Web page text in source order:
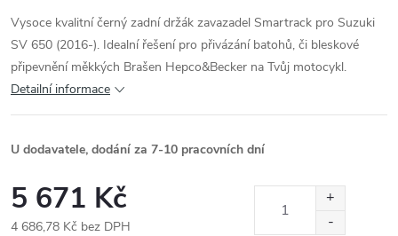
Vysoce kvalitní černý zadní držák zavazadel Smartrack pro Suzuki
SV 650 (2016-). Idealní řešení pro přivázání batohů, či bleskové
připevnění měkkých Brašen Hepco&Becker na Tvůj motocykl.
Detailní informace
U dodavatele, dodání za 7-10 pracovních dní
5 671 Kč
4 686,78 Kč bez DPH